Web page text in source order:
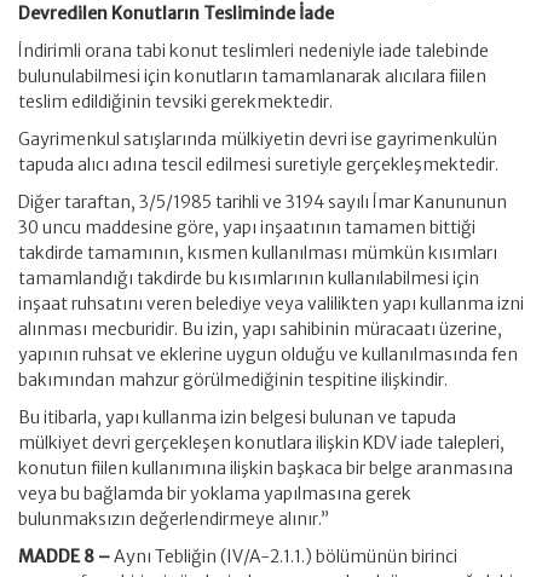
Devredilen Konutların Tesliminde İade
İndirimli orana tabi konut teslimleri nedeniyle iade talebinde
bulunulabilmesi için konutların tamamlanarak alıcılara fiilen
teslim edildiğinin tevsiki gerekmektedir.
Gayrimenkul satışlarında mülkiyetin devri ise gayrimenkulün
tapuda alıcı adına tescil edilmesi suretiyle gerçekleşmektedir.
Diğer taraftan, 3/5/1985 tarihli ve 3194 sayılı İmar Kanununun
30 uncu maddesine göre, yapı inşaatının tamamen bittiği
takdirde tamamının, kısmen kullanılması mümkün kısımları
tamamlandığı takdirde bu kısımlarının kullanılabilmesi için
inşaat ruhsatını veren belediye veya valilikten yapı kullanma izni
alınması mecburidir. Bu izin, yapı sahibinin müracaatı üzerine,
yapının ruhsat ve eklerine uygun olduğu ve kullanılmasında fen
bakımından mahzur görülmediğinin tespitine ilişkindir.
Bu itibarla, yapı kullanma izin belgesi bulunan ve tapuda
mülkiyet devri gerçekleşen konutlara ilişkin KDV iade talepleri,
konutun fiilen kullanımına ilişkin başkaca bir belge aranmasına
veya bu bağlamda bir yoklama yapılmasına gerek
bulunmaksızın değerlendirmeye alınır.”
MADDE 8 –Aynı Tebliğin (IV/A-2.1.1.) bölümünün birinci